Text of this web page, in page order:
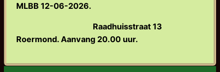
MLBB 12-06-2026.
Raadhuisstraat 13
Roermond. Aanvang 20.00 uur.